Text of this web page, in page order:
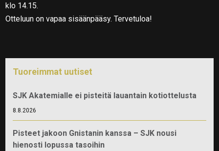
klo 14.15.
Otteluun on vapaa sisäänpääsy. Tervetuloa!
Tuoreimmat uutiset
SJK Akatemialle ei pisteitä lauantain kotiottelusta
8.8.2026
Pisteet jakoon Gnistanin kanssa – SJK nousi
hienosti lopussa tasoihin